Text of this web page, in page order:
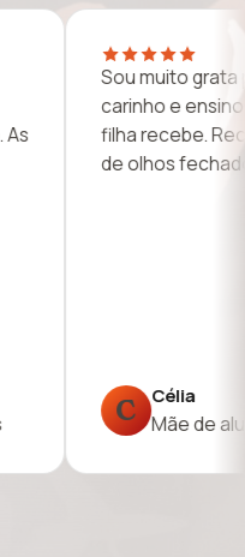
Só tive boas
na escola:
professores,
muito
S Silvia
Avaliação